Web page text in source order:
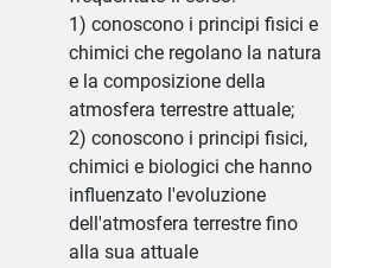
1) conoscono i principi fisici e
chimici che regolano la natura
e la composizione della
atmosfera terrestre attuale;
2) conoscono i principi fisici,
chimici e biologici che hanno
influenzato l'evoluzione
dell'atmosfera terrestre fino
alla sua attuale